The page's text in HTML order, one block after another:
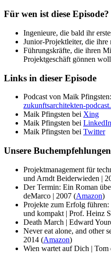
Für wen ist diese Episode?
Ingenieure, die bald ihr
Junior-Projektleiter, die ihre
Führungskräfte, die ihren
Projektgeschäft gönnen
Links in dieser Episode
Podcast von Maik Pfingsten:
zukunftsarchitekten-
Maik Pfingsten bei Xing
Maik Pfingsten bei LinkedIn
Maik Pfingsten bei Twitter
Unsere Buchempfehlungen
Projektmanagement für
und Arndt Beiderwieden |
Der Termin: Ein Roman
deMarco | 2007 (Amazon)
Projekte zum Erfolg führen:
und kompakt | Prof. Heinz
Death March | Edward
Never eat alone, and other
2014 (Amazon)
Wien wartet auf Dich | Tom